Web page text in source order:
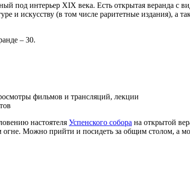
под интерьер XIX века. Есть открытая веранда с
и искусству (в том числе раритетные издания), а
– 30.
фильмов и трансляций, лекции
настоятеля Успенского собора на открытой
огне. Можно прийти и посидеть за общим столом, а